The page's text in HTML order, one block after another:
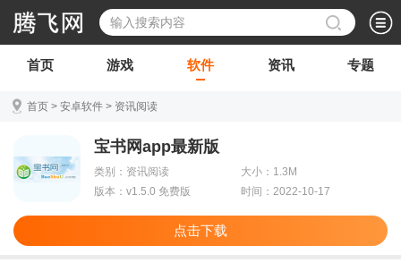
首页 游戏 软件 资讯 专题
首页 > 安卓软件 > 资讯阅读
宝书网app最新版
类别：资讯阅读
大小：1.3M
版本：v1.5.0 免费版
时间：2022-10-17
点击下载